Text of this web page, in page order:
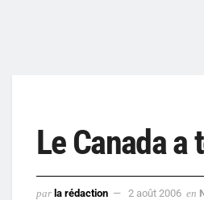
Le Canada
par la rédaction 2 août 2006 en